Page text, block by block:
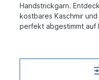
Handstrickgarn.
kostbares Kaschmir
perfekt abgestimmt auf